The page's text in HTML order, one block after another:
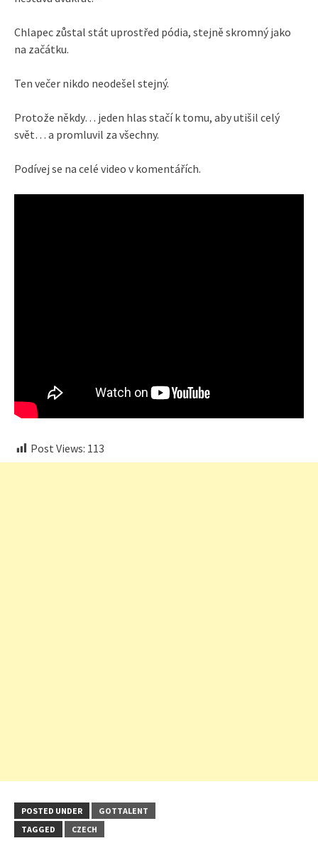
Chlapec zůstal stát uprostřed pódia, stejně skromný jako
na začátku.
Ten večer nikdo neodešel stejný.
Protože někdy… jeden hlas stačí k tomu, aby utišil celý
svět… a promluvil za všechny.
Podívej se na celé video v komentářích.
Post Views: 113
POSTED UNDER
GOTTALENT
TAGGED
CZECH